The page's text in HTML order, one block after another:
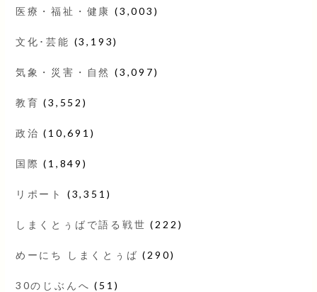
医療・福祉・健康 (3,003)
文化･芸能 (3,193)
気象・災害・自然 (3,097)
教育 (3,552)
政治 (10,691)
国際 (1,849)
リポート (3,351)
しまくとぅばで語る戦世 (222)
めーにち しまくとぅば (290)
30のじぶんへ (51)